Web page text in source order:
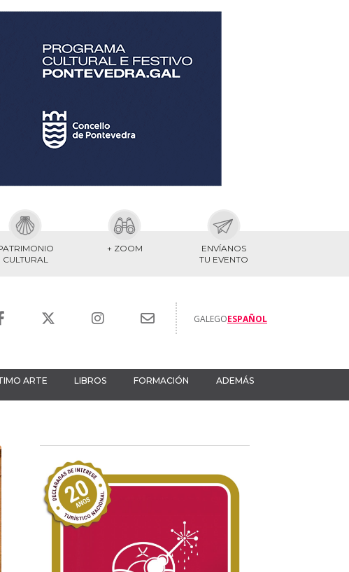
CULTURAL
+ ZOOM
ENVÍANOS
TU EVENTO
GALEGOESPAÑOL
ARTE LIBROS FORMACIÓN ADEMÁS